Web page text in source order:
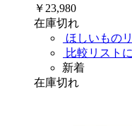
￥23,980
在庫切れ
ほしいもの
比較リスト
新着
在庫切れ